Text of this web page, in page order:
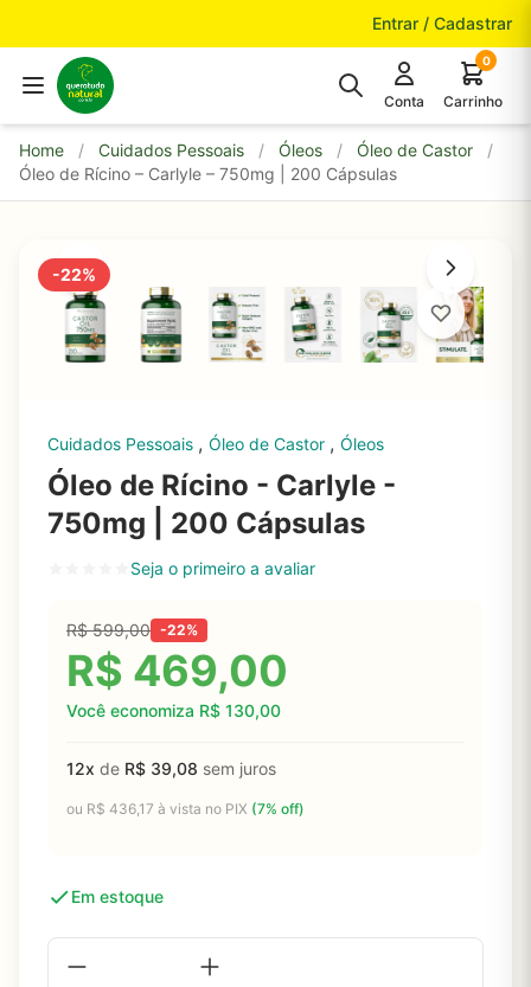
Entrar / Cadastrar
Conta
0
Carrinho
Home / Cuidados Pessoais / Óleos / Óleo de Castor
/
Óleo de Rícino – Carlyle – 750mg | 200 Cápsulas
-22%
Cuidados Pessoais , Óleo de Castor , Óleos
Óleo de Rícino - Carlyle -
750mg | 200 Cápsulas
Seja o primeiro a avaliar
R$599,00 -22%
R$ 469,00
Você economiza R$ 130,00
12x de R$ 39,08 sem juros
ou R$ 436,17 à vista no PIX (7% off)
Em estoque